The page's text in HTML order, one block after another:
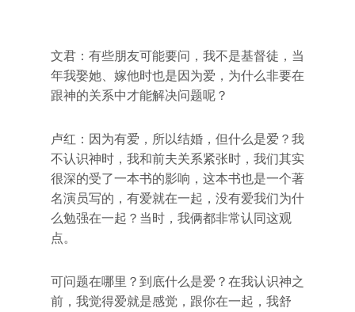
文君：有些朋友可能要问，我不是基督徒，当
年我娶她、嫁他时也是因为爱，为什么非要在
跟神的关系中才能解决问题呢？
卢红：因为有爱，所以结婚，但什么是爱？我
不认识神时，我和前夫关系紧张时，我们其实
很深的受了一本书的影响，这本书也是一个著
名演员写的，有爱就在一起，没有爱我们为什
么勉强在一起？当时，我俩都非常认同这观
点。
可问题在哪里？到底什么是爱？在我认识神之
前，我觉得爱就是感觉，跟你在一起，我舒